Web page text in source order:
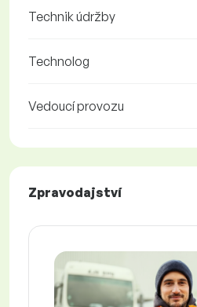
Technik údržby
Technolog
Vedoucí provozu
Zpravodajství